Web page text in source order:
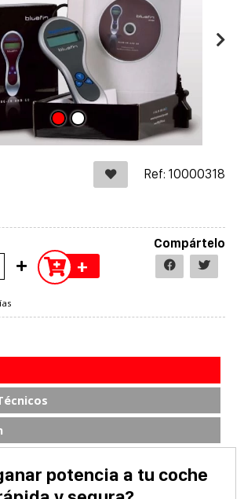
Ref: 10000318
+
Compártelo
potencia a tu coche